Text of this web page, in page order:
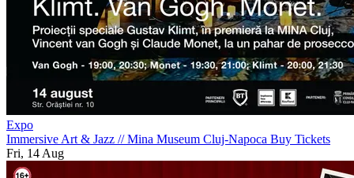
Expo
Immersive Art & Jazz //Mina Museum Cluj-Napoca Buy Tickets
Fri, 14 Aug